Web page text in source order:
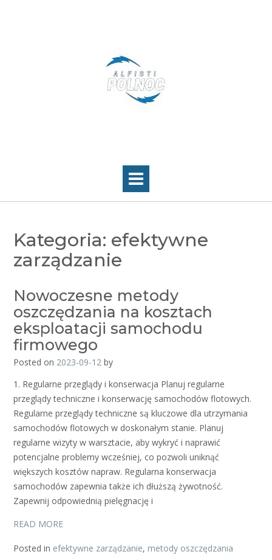
Kategoria: efektywne
zarządzanie
Nowoczesne metody
oszczędzania na kosztach
eksploatacji samochodu
firmowego
Posted on 2023-09-12 by
1. Regularne przeglądy i konserwacja Planuj regularne
przeglądy techniczne i konserwację samochodów flotowych.
Regularne przeglądy techniczne są kluczowe dla utrzymania
samochodów flotowych w doskonałym stanie. Planuj
regularne wizyty w warsztacie, aby wykryć i naprawić
potencjalne problemy wcześniej, co pozwoli uniknąć
większych kosztów napraw. Regularna konserwacja
samochodów zapewnia także ich dłuższą żywotność.
Zapewnij odpowiednią pielęgnację i
READ MORE
Posted in efektywne zarządzanie, metody oszczędzania